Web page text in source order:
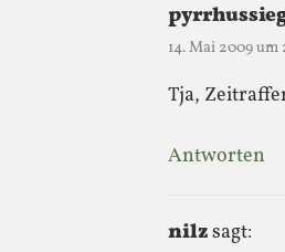
14. Mai 2009 um
Tja,
Antworten
nilzsagt: